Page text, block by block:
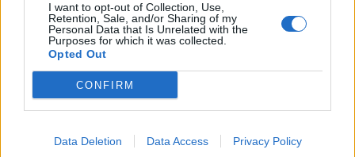
I want to opt-out of Collection, Use,
Retention, Sale, and/or Sharing of my
Personal Data that Is Unrelated with the
Purposes for which it was collected.
Opted Out
CONFIRM
Data Deletion Data Access Privacy Policy